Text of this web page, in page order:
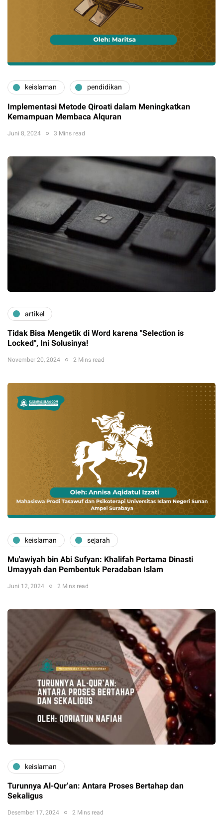
keislaman pendidikan
Implementasi Metode Qiroati dalam Meningkatkan
Kemampuan Membaca Alquran
Juni 8, 2024 3 Mins read
artikel
Tidak Bisa Mengetik di Word karena "Selection is
Locked", Ini Solusinya!
November 20, 2024 2 Mins read
keislaman sejarah
Mu'awiyah bin Abi Sufyan: Khalifah Pertama Dinasti
Umayyah dan Pembentuk Peradaban Islam
Juni 12, 2024 2 Mins read
keislaman
Turunnya Al-Qur’an: Antara Proses Bertahap dan
Sekaligus
Desember 17, 2024 2 Mins read